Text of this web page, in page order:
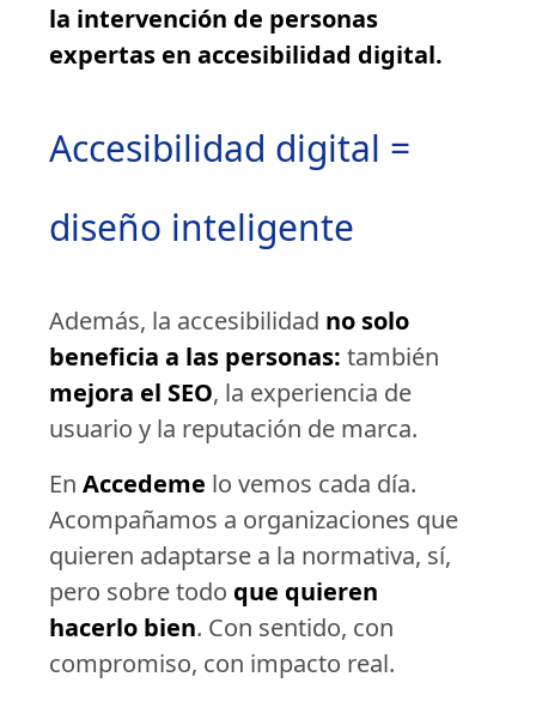
la intervención de personas
expertas en accesibilidad digital.
Accesibilidad digital =
diseño inteligente
Además, la accesibilidad no solo
beneficia a las personas: también
mejora el SEO, la experiencia de
usuario y la reputación de marca.
En Accedeme lo vemos cada día.
Acompañamos a organizaciones que
quieren adaptarse a la normativa, sí,
pero sobre todo que quieren
hacerlo bien. Con sentido, con
compromiso, con impacto real.